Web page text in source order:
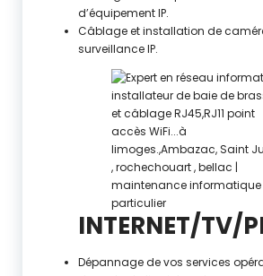
d’équipement IP.
Câblage et installation de
surveillance IP.
INTERNET/TV/
Dépannage de vos services